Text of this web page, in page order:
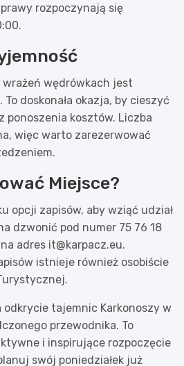
rozpoczynają się
wrażeń wędrówkach jest
. To doskonała okazja, by cieszyć
ponoszenia kosztów. Liczba
więc warto zarezerwować
Miejsce?
opcji zapisów, aby wziąć udział
dzwonić pod numer 75 76 18
adres it@karpacz.eu.
istnieje również osobiście
odkrycie tajemnic Karkonoszy w
przewodnika. To
i inspirujące rozpoczęcie
swój poniedziałek już